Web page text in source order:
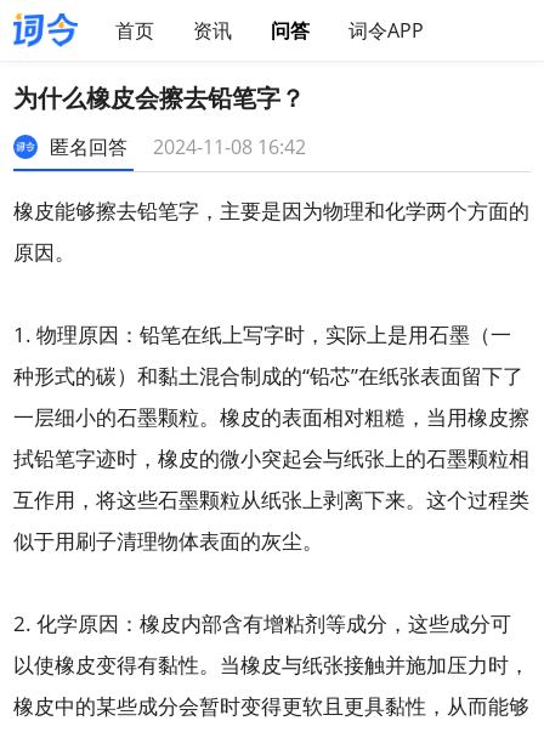
首页 资讯 问答 词令APP
为什么橡皮会擦去铅笔字？
匿名回答 2024-11-08 16:42
橡皮能够擦去铅笔字，主要是因为物理和化学两个方面的
原因。
1. 物理原因：铅笔在纸上写字时，实际上是用石墨（一
种形式的碳）和黏土混合制成的“铅芯”在纸张表面留下了
一层细小的石墨颗粒。橡皮的表面相对粗糙，当用橡皮擦
拭铅笔字迹时，橡皮的微小突起会与纸张上的石墨颗粒相
互作用，将这些石墨颗粒从纸张上剥离下来。这个过程类
似于用刷子清理物体表面的灰尘。
2. 化学原因：橡皮内部含有增粘剂等成分，这些成分可
以使橡皮变得有黏性。当橡皮与纸张接触并施加压力时，
橡皮中的某些成分会暂时变得更软且更具黏性，从而能够